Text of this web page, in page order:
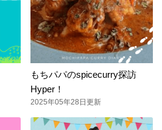
もちパパのspicecurry探訪
Hyper！
2025年05年28日更新